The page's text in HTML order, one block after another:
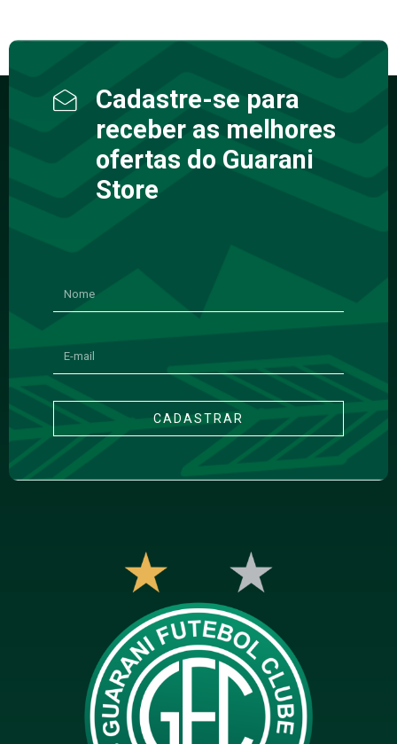
Cadastre-se para
receber as melhores
ofertas do Guarani
Store
CADASTRAR